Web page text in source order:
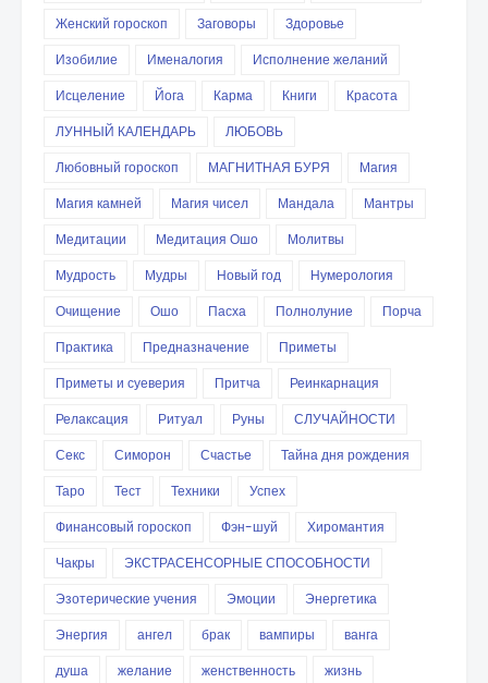
Женский гороскоп
Заговоры
Здоровье
Изобилие
Именалогия
Исполнение желаний
Исцеление
Йога Карма Книги
Красота
ЛУННЫЙ КАЛЕНДАРЬ
ЛЮБОВЬ
Любовный гороскоп
МАГНИТНАЯ БУРЯ
Магия
Магия камней
Магия чисел Мандала
Мантры
Медитации
Медитация Ошо
Молитвы
Мудрость
Мудры Новый год
Нумерология
Очищение
Ошо Пасха Полнолуние
Порча
Практика
Предназначение
Приметы
Приметы и суеверия
Притча
Реинкарнация
Релаксация
Ритуал Руны
СЛУЧАЙНОСТИ
Секс
Симорон Счастье
Тайна дня рождения
Таро
Тест Техники
Успех
Финансовый гороскоп
Фэн-шуй
Хиромантия
Чакры
ЭКСТРАСЕНСОРНЫЕ СПОСОБНОСТИ
Эзотерические учения
Эмоции
Энергетика
Энергия
ангел брак вампиры
ванга
душа
желание женственность
жизнь